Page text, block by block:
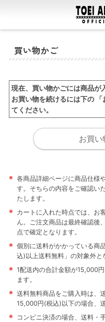
買い物かご
現在、買い物かごには商品が
お買い物を続けるには下の
てください。
※ 各商品詳細ページに商品仕様
す。そちらの内容をご確認い
たします。
※ カートに入れた時点では、お
ん。ご注文商品は最終確認後
点で確定となります。
※ 個別に送料がかかっている商
込)以上送料無料」の対象外と
※ 1配送内の合計金額が15,000
ます。
※ 送料無料商品をご購入時は、
15,000円(税込)以下の場合、
※
コンビニ決済の場合、送料・